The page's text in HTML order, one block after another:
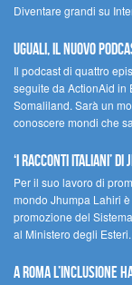
Diventare grandi su
UGUALI, il nuovo
Il podcast di quattro
seguite da ActionAid in
Somaliland. Sarà un
conoscere mondi che
‘I racconti italiani’ di
Per il suo lavoro di
mondo Jhumpa Lahiri
promozione del
al Ministero degli Esteri.
A Roma l’inclusione